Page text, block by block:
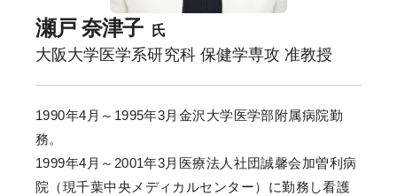
瀬戸 奈津子 氏
大阪大学医学系研究科 保健学専攻 准教授
1990年4月～1995年3月金沢大学医学部附属病院勤
務。
1999年4月～2001年3月医療法人社団誠馨会加曽利病
院（現千葉中央メディカルセンター）に勤務し看護